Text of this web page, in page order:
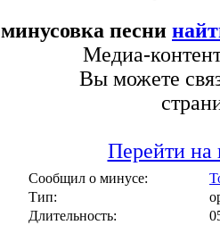
минусовка песни
Медиа-
Вы можете
Перейти на
Сообщил о минусе:
Тип:
Длительность: